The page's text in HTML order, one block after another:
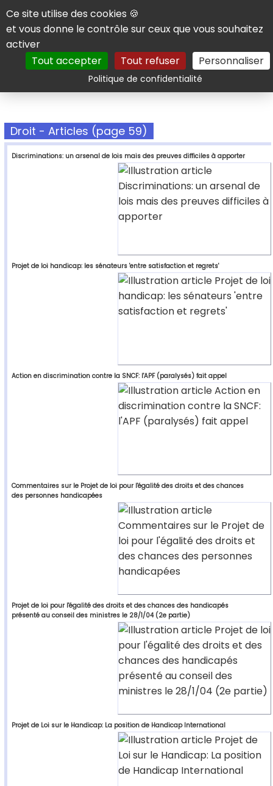
Panneau de gestion des cookies
Ce site utilise des cookies 🍪
et vous donne le contrôle sur ceux que vous souhaitez
activer
Tout accepter
Tout refuser Personnaliser
Politique de confidentialitéRechercher
Droit - Articles (page 59)
Discriminations: un arsenal de lois mais des preuves difficiles à apporter
Projet de loi handicap: les sénateurs 'entre satisfaction et regrets'
Action en discrimination contre la SNCF: l'APF (paralysés) fait appel
Commentaires sur le Projet de loi pour l'égalité des droits et des chances
des personnes handicapées
Projet de loi pour l'égalité des droits et des chances des handicapés
présenté au conseil des ministres le 28/1/04 (2e partie)
Projet de Loi sur le Handicap: La position de Handicap International